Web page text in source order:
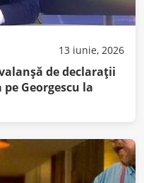
13 iunie, 2026
de declarații
Georgescu la